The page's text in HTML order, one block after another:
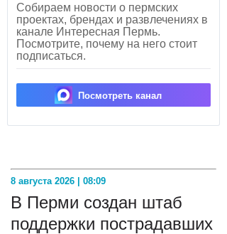
Собираем новости о пермских
проектах, брендах и развлечениях в
канале Интересная Пермь.
Посмотрите, почему на него стоит
подписаться.
Посмотреть канал
8 августа 2026 | 08:09
В Перми создан штаб
поддержки пострадавших